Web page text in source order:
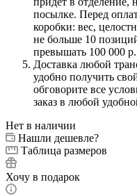
посылке. Перед
коробки: вес,
не больше 10
превышать 100 000 р.
Доставка любой
удобно получить
обговорите все
заказ в любой
Нет в наличии
Нашли дешевле?
Таблица размеров
Хочу в подарок